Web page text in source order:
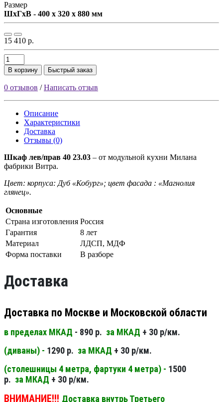
Размер
ШxГxВ - 400 x 320 x 880 мм
15 410 р.
В корзину Быстрый заказ
0 отзывов /Написать отзыв
Описание
Характеристики
Доставка
Отзывы (0)
Шкаф лев/прав 40 23.03 – от модульной кухни Милана
фабрики Витра.
Цвет: корпуса: Дуб «Кобург»; цвет фасада : «Магнолия
глянец».
Основные
Страна изготовления Россия
Гарантия
8 лет
Материал
ЛДСП, МДФ
Форма поставки
В разборе
Доставка
Доставка по Москве и Московской области
в пределах МКАД - 890 р. за МКАД + 30 р/км.
(диваны) - 1290 р. за МКАД + 30 р/км.
(столешницы 4 метра, фартуки 4 метра) - 1500
р. за МКАД + 30 р/км.
ВНИМАНИЕ!!! Доставка внутрь Третьего